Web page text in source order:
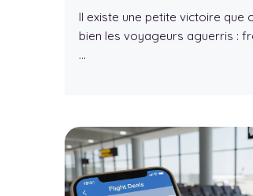
Il existe une petite victoire que
bien les voyageurs aguerris :
…